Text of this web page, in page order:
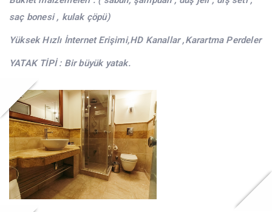
saç bonesi , kulak çöpü)
Yüksek Hızlı İnternet Erişimi,HD Kanallar ,Karartma Perdeler
YATAK TİPİ : Bir büyük yatak.